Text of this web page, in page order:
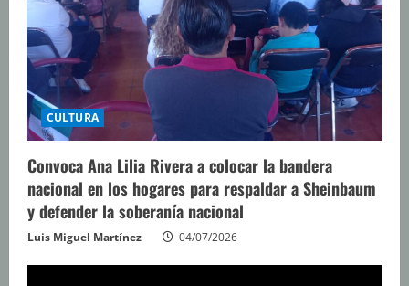
CULTURA
Convoca Ana Lilia Rivera a colocar la bandera
nacional en los hogares para respaldar a Sheinbaum
y defender la soberanía nacional
Luis Miguel Martínez 04/07/2026